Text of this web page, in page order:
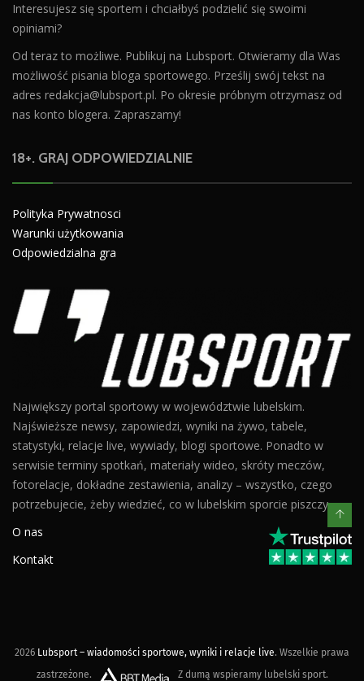
Interesujesz się sportem i chciałbyś podzielić się swoimi
opiniami?
Od teraz to możliwe. Publikuj na Lubsport. Otwieramy dla Was
możliwość pisania bloga sportowego. Prześlij swój tekst na
adres redakcja@lubsport.pl. Po okresie próbnym otrzymasz od
nas konto blogera. Zapraszamy!
18+. GRAJ ODPOWIEDZIALNIE
Polityka Prywatnosci
Warunki użytkowania
Odpowiedzialna gra
Największy portal sportowy w województwie lubelskim.
Najświeższe newsy, zapowiedzi, wyniki na żywo, tabele,
statystyki, relacje live, wywiady, blogi sportowe. Ponadto w
serwisie terminy spotkań, materiały wideo, skróty meczów,
fotorelacje, dokładne zestawienia, analizy – wszystko, czego
potrzebujecie, żeby wiedzieć, co w lubelskim sporcie piszczy.
O nas
Kontakt
2026 Lubsport – wiadomości sportowe, wyniki i relacje live. Wszelkie prawa
zastrzeżone.
Z dumą wspieramy lubelski sport.